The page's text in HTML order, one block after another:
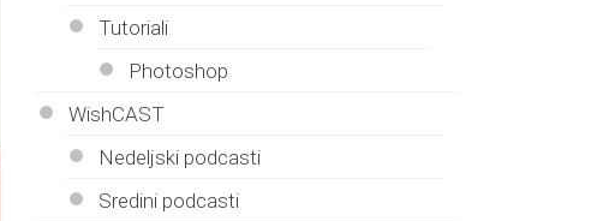
Tutoriali
Photoshop
WishCAST
Nedeljski podcasti
Sredini podcasti